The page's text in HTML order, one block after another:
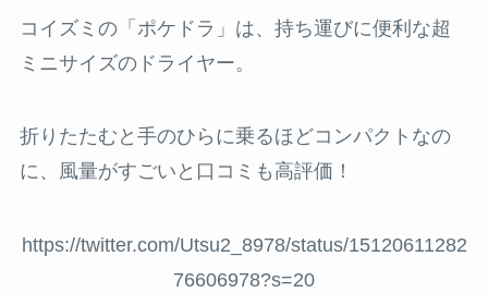
コイズミの「ポケドラ」は、持ち運びに便利な超
ミニサイズのドライヤー。
折りたたむと手のひらに乗るほどコンパクトなの
に、風量がすごいと口コミも高評価！
https://twitter.com/Utsu2_8978/status/15120611282
76606978?s=20